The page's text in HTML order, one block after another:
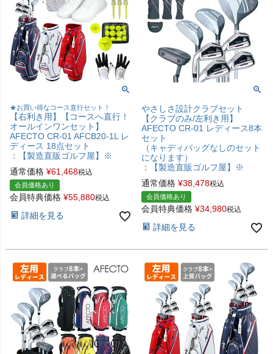
★お買い得なコース直行セット！
【右利き用】【コースへ直行！
オールインワンセット】
AFECTO CR-01 AFCB20-1L レ
ディース 18点セット
：【製造直販ゴルフ屋】※
通常価格 ¥61,468税込
会員価格あり
会員特典価格 ¥55,880税込
詳細を見る
やさしさ設計クラブセット
【クラブのみ/左利き用】
AFECTO CR-01 レディース8本
セット
（キャディバッグなしのセット
になります）
：【製造直販ゴルフ屋】※
通常価格 ¥38,478税込
会員価格あり
会員特典価格 ¥34,980税込
詳細を見る